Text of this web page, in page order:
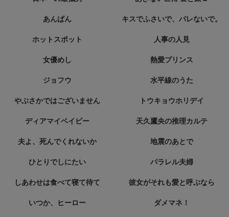
あんぱん キスでふさいで、バレないで。
ホットスポット 人事の人見
女優めし 熱愛プリンス
ジョフウ 水平線のうた
やぶさかではございません トウキョウホリデイ
ディアマイベイビー 天久鷹央の推理カルテ
夫よ、死んでくれないか 地震のあとで
ひとりでしにたい パラレル夫婦
しあわせは食べて寝て待て 彼女がそれも愛と呼ぶなら
いつか、ヒーロー ダメマネ！